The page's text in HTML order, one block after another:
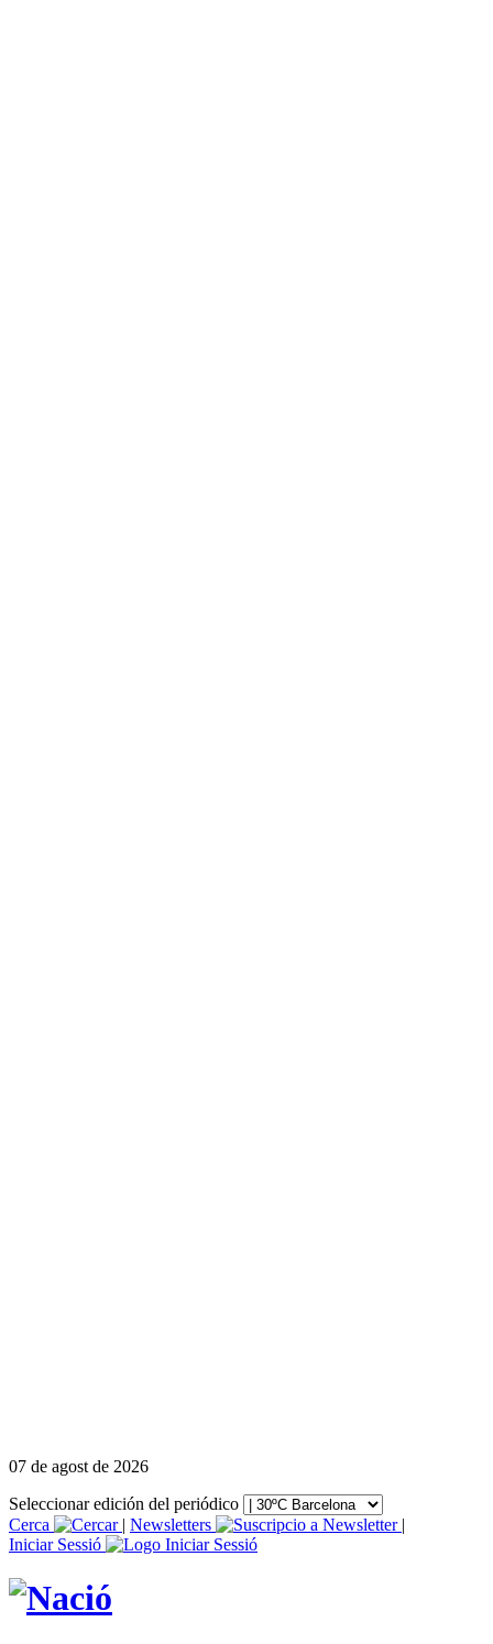
07 de agost de 2026
Seleccionar edición del periódico
Cerca
| Newsletters
|
Iniciar Sessió